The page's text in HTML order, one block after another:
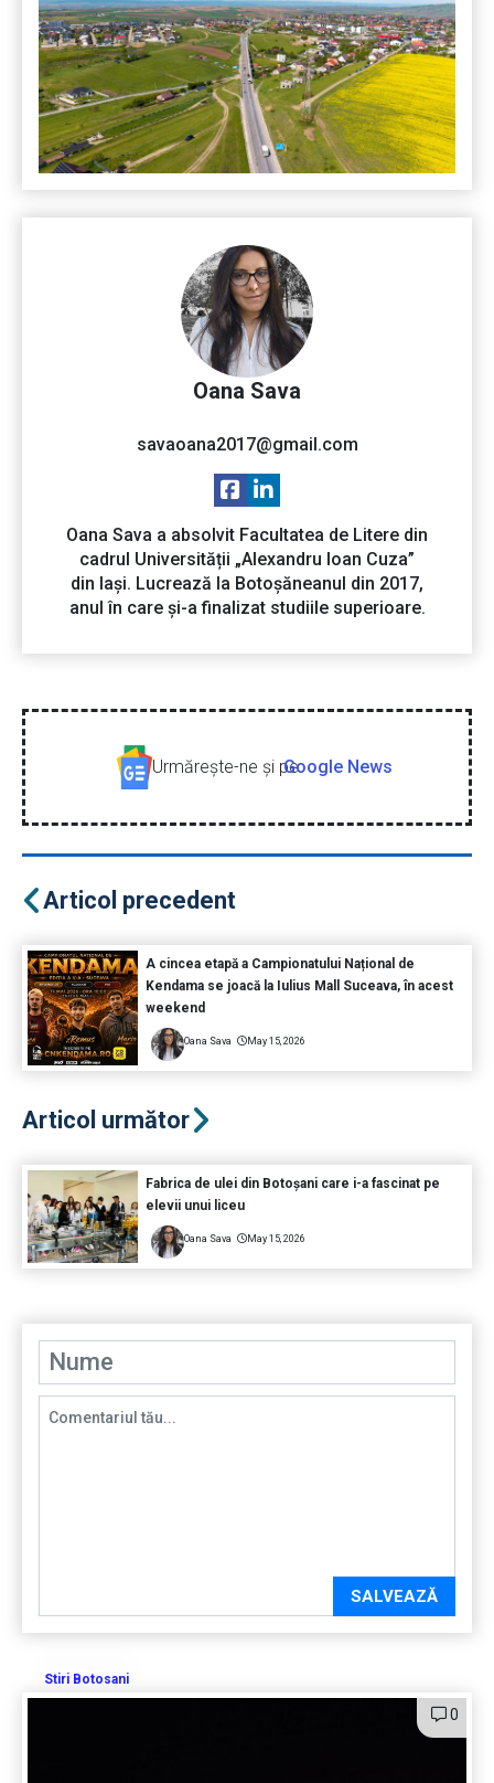
Oana Sava
savaoana2017@gmail.com
Oana Sava a absolvit Facultatea de Litere din
cadrul Universității „Alexandru Ioan Cuza”
din Iași. Lucrează la Botoșăneanul din 2017,
anul în care și-a finalizat studiile superioare.
Urmăreşte-ne şi peGoogle News
Articol precedent
A cincea etapă a Campionatului Național de
Kendama se joacă la Iulius Mall Suceava, în acest
weekend
Oana Sava May 15, 2026
Articol următor
Fabrica de ulei din Botoșani care i-a fascinat pe
elevii unui liceu
Oana Sava May 15, 2026
SALVEAZĂ
Stiri Botosani
0